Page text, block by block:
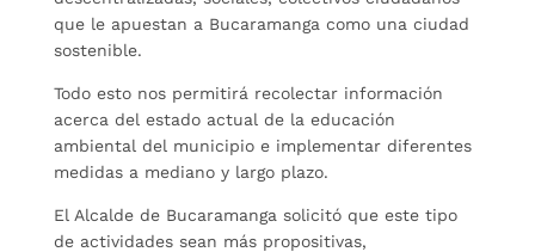
que le apuestan a Bucaramanga como una ciudad
sostenible.
Todo esto nos permitirá recolectar información
acerca del estado actual de la educación
ambiental del municipio e implementar diferentes
medidas a mediano y largo plazo.
El Alcalde de Bucaramanga solicitó que este tipo
de actividades sean más propositivas,